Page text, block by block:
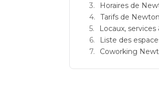
Horaires de
Tarifs de
Locaux,
Liste des
Coworking